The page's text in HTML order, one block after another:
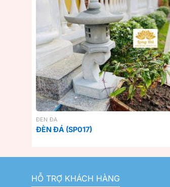
ĐÈN ĐÁ
ĐÈN ĐÁ (SP017)
HỖ TRỢ KHÁCH HÀNG